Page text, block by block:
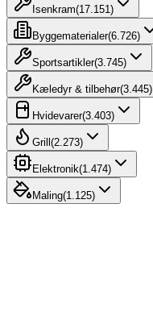
Isenkram(17.151)
Byggematerialer(6.726)
Sportsartikler(3.745)
Kæledyr & tilbehør(3.445)
Hvidevarer(3.403)
Grill (2.273)
Elektronik(1.474)
Maling(1.125)